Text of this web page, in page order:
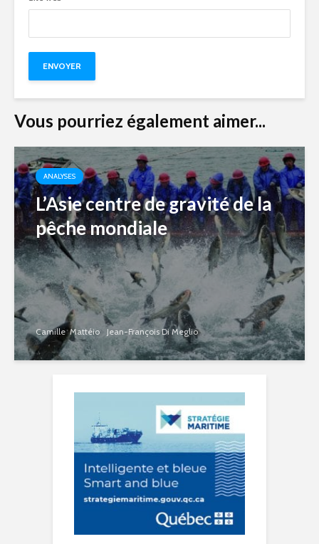
Vous pourriez également aimer...
ANALYSES
L’Asie centre de gravité de la
pêche mondiale
Camille Mattéio Jean-François Di Meglio